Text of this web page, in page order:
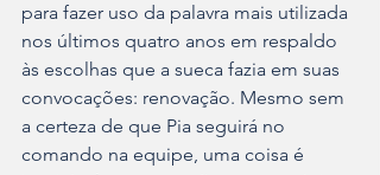
para fazer uso da palavra mais utilizada
nos últimos quatro anos em respaldo
às escolhas que a sueca fazia em suas
convocações: renovação. Mesmo sem
a certeza de que Pia seguirá no
comando na equipe, uma coisa é